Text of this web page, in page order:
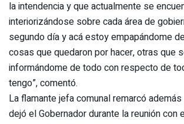
la intendencia y que actualmente se
interiorizándose sobre cada área de
segundo día y acá estoy empapándome
cosas que quedaron por hacer, otras que
informándome de todo con respecto de
tengo”, comentó.
La flamante jefa comunal remarcó
dejó el Gobernador durante la reunión con